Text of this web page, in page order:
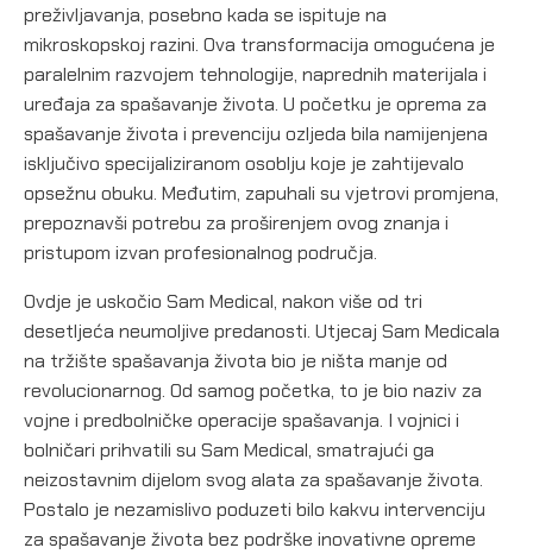
preživljavanja, posebno kada se ispituje na
mikroskopskoj razini. Ova transformacija omogućena je
paralelnim razvojem tehnologije, naprednih materijala i
uređaja za spašavanje života. U početku je oprema za
spašavanje života i prevenciju ozljeda bila namijenjena
isključivo specijaliziranom osoblju koje je zahtijevalo
opsežnu obuku. Međutim, zapuhali su vjetrovi promjena,
prepoznavši potrebu za proširenjem ovog znanja i
pristupom izvan profesionalnog područja.
Ovdje je uskočio Sam Medical, nakon više od tri
desetljeća neumoljive predanosti. Utjecaj Sam Medicala
na tržište spašavanja života bio je ništa manje od
revolucionarnog. Od samog početka, to je bio naziv za
vojne i predbolničke operacije spašavanja. I vojnici i
bolničari prihvatili su Sam Medical, smatrajući ga
neizostavnim dijelom svog alata za spašavanje života.
Postalo je nezamislivo poduzeti bilo kakvu intervenciju
za spašavanje života bez podrške inovativne opreme